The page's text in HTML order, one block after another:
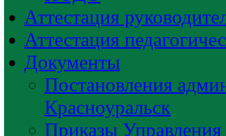
Аттестация
Аттестация
Документы
Постановления
Красноуральск
Приказы Управления